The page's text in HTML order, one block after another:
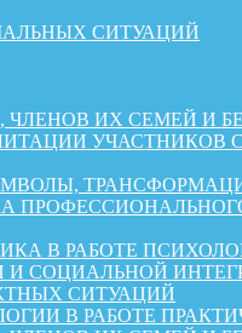
СИТУАЦИЙ
ИХ СЕМЕЙ И
УЧАСТНИКОВ
В РАБОТЕ
СОЦИАЛЬНОЙ
СИТУАЦИЙ
В РАБОТЕ